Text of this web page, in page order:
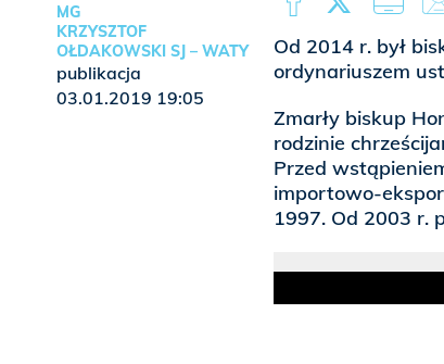
Od 2014 r. był
ordynariuszem
Zmarły biskup
rodzinie
Przed
importowo-
1997. Od 2003 r.
MG
KRZYSZTOF
OŁDAKOWSKI SJ – WATY
publikacja
03.01.2019 19:05